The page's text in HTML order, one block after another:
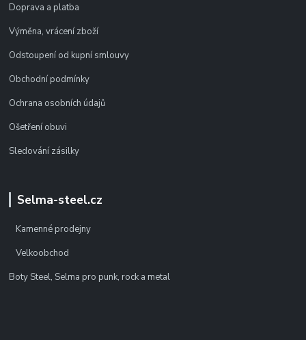
Doprava a platba
Výměna, vrácení zboží
Odstoupení od kupní smlouvy
Obchodní podmínky
Ochrana osobních údajů
Ošetření obuvi
Sledování zásilky
Selma-steel.cz
Kamenné prodejny
Velkoobchod
Boty Steel, Selma pro punk, rock a metal